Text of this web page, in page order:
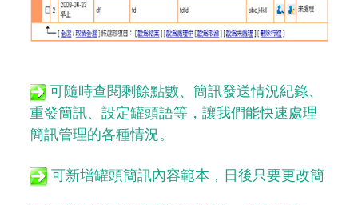
可隨時查閱剩餘點數、簡訊發送情況紀錄、
重發簡訊、設定罐頭語等，讓我們能快速處理
簡訊管理的各種情況。
可新增罐頭簡訊內容範本，日後只要更改簡